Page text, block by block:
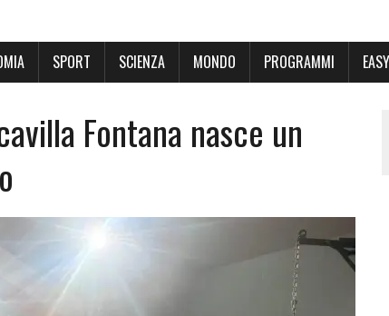
SPORT SCIENZA MONDO PROGRAMMI
Fontana nasce un